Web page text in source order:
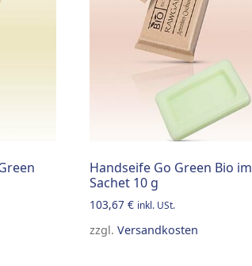
Handseife Go Green Bio im
Sachet 10 g
103,67 € inkl. USt.
zzgl. Versandkosten